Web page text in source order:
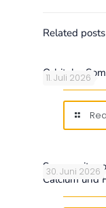
Related posts
11. Juli 2026
Orbitaler
30. Juni 2026
Sonne mit
Calcium und